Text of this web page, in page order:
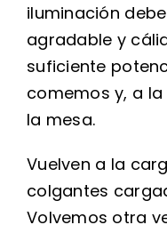
iluminación
agradable y
suficiente
comemos y, a
la mesa.
Vuelven a la
colgantes
Volvemos otra